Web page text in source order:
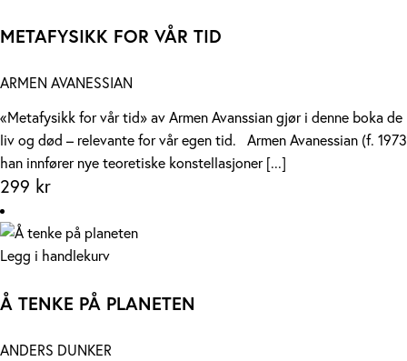
METAFYSIKK FOR VÅR TID
ARMEN AVANESSIAN
«Metafysikk for vår tid» av Armen Avanssian gjør i denne boka
liv og død – relevante for vår egen tid. Armen Avanessian (f.
han innfører nye teoretiske konstellasjoner [...]
299 kr
Legg i handlekurv
Å TENKE PÅ PLANETEN
ANDERS DUNKER